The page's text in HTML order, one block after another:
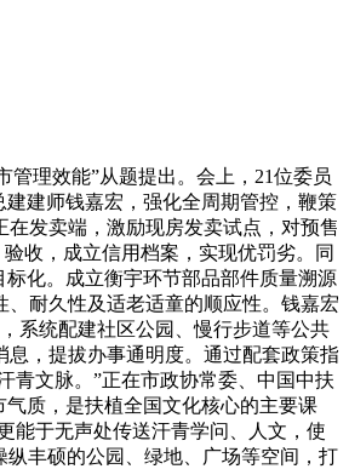
理效能”从题提出。会上，21位委员
建师钱嘉宏，强化全周期管控，鞭策
发卖端，激励现房发卖试点，对预售
收，成立信用档案，实现优罚劣。同
化。成立衡宇环节部品部件质量溯源
耐久性及适老适童的顺应性。钱嘉宏
系统配建社区公园、慢行步道等公共
，提拔办事通明度。通过配套政策指
青文脉。”正在市政协常委、中国中扶
质，是扶植全国文化核心的主要课
能于无声处传送汗青学问、人文，使
纵丰硕的公园、绿地、广场等空间，打